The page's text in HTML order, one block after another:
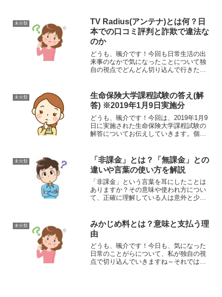
のは、学校の卒業式のときの定番の歌
『仰げば尊し』の歌詞の意味に...
未分類
TV Radius(アンテナ)とは何？日
本での口コミ評判と詐欺で違法な
のか
どうも、颯介です！今回も日常生活の出
来事のなかで気になったことについて独
自の視点でどんどん切り込んで行きたい
レビにさすだけで有料放送が見れるよう
になるという触れ込みの商...
未分類
生命保険大学課程試験の答え(解
答) ※2019年1月9日実施分
どうも、颯介です！今回は、2019年1月9
日に実施された生命保険大学課程試験の
解答についてお伝えしていきます。個人
て調べてみたところ、試験の答えになか
なかたどり着きづら...
未分類
「非課金」とは？「無課金」との
違いや言葉の使い方を解説
「非課金」という言葉を耳にしたことは
ありますか？その意味や使われ方につい
て、正確に理解している人は意外と少な
か、混乱することもあるでしょう。現
在、スマートフォンが幅広い...
未分類
みかじめ料とは？意味と支払う理
由
どうも、颯介です！今日も、気になった
日常のことがらについて、私が独自の視
点で切り込んでいきますね～それではい